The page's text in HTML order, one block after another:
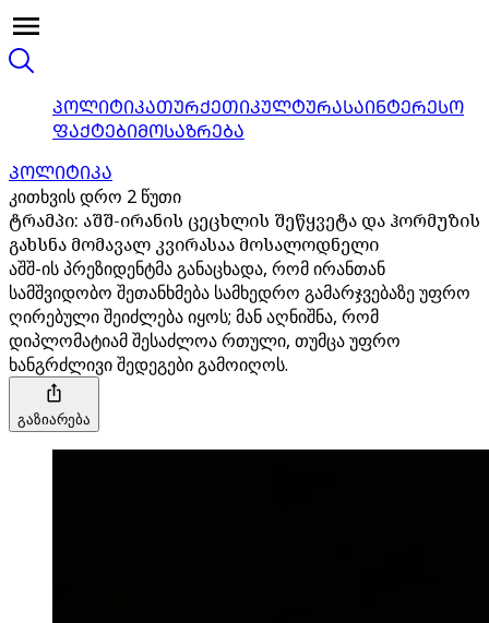
ᲞᲝᲚᲘᲢᲘᲙᲐᲗᲣᲠᲥᲔᲗᲘᲙᲣᲚᲢᲣᲠᲐᲡᲐᲘᲜᲢᲔᲠᲔᲡᲝ
ᲤᲐᲥᲢᲔᲑᲘᲛᲝᲡᲐᲖᲠᲔᲑᲐ
ᲞᲝᲚᲘᲢᲘᲙᲐ
კითხვის დრო 2 წუთი
ტრამპი: აშშ-ირანის ცეცხლის შეწყვეტა და ჰორმუზის
გახსნა მომავალ კვირასაა მოსალოდნელი
აშშ-ის პრეზიდენტმა განაცხადა, რომ ირანთან
სამშვიდობო შეთანხმება სამხედრო გამარჯვებაზე უფრო
ღირებული შეიძლება იყოს; მან აღნიშნა, რომ
დიპლომატიამ შესაძლოა რთული, თუმცა უფრო
ხანგრძლივი შედეგები გამოიღოს.
გაზიარება